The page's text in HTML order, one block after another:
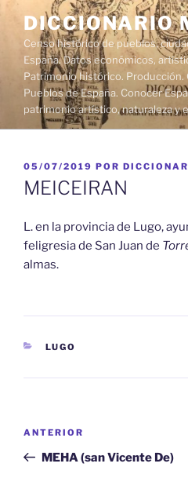
contenido
DICCIONARIO
Censo histórico de pueblos,
España. Datos económicos,
Patrimonio histórico.
Pueblos de España. Conocer
patrimonio artístico, naturaleza y
PUBLICADO
EL
05/07/2019 POR
MEICEIRAN
L. en la provincia de Lugo,
feligresia de San Juan de
almas.
CATEGORÍAS
LUGO
entradas
Entrada
anterior:
ANTERIOR
MEHA (san Vicente De)